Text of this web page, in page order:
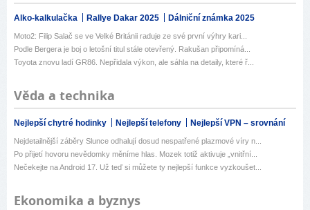
Alko-kalkulačka Rallye Dakar 2025 Dálniční známka 2025
Moto2: Filip Salač se ve Velké Británii raduje ze své první výhry kari...
Podle Bergera je boj o letošní titul stále otevřený. Rakušan připomíná...
Toyota znovu ladí GR86. Nepřidala výkon, ale sáhla na detaily, které ř...
Věda a technika
Nejlepší chytré hodinky Nejlepší telefony Nejlepší VPN – srovnání
Nejdetailnější záběry Slunce odhalují dosud nespatřené plazmové víry n...
Po přijetí hovoru nevědomky měníme hlas. Mozek totiž aktivuje „vnitřní...
Nečekejte na Android 17. Už teď si můžete ty nejlepší funkce vyzkoušet...
Ekonomika a byznys